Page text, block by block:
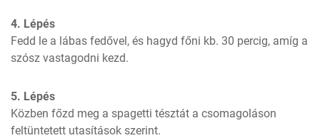
4. Lépés
Fedd le a lábas fedővel, és hagyd főni kb. 30 percig, amíg a
szósz vastagodni kezd.
5. Lépés
Közben főzd meg a spagetti tésztát a csomagoláson
feltüntetett utasítások szerint.